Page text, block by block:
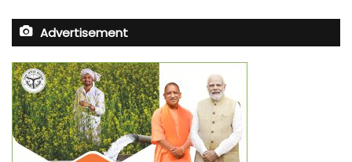
Advertisement